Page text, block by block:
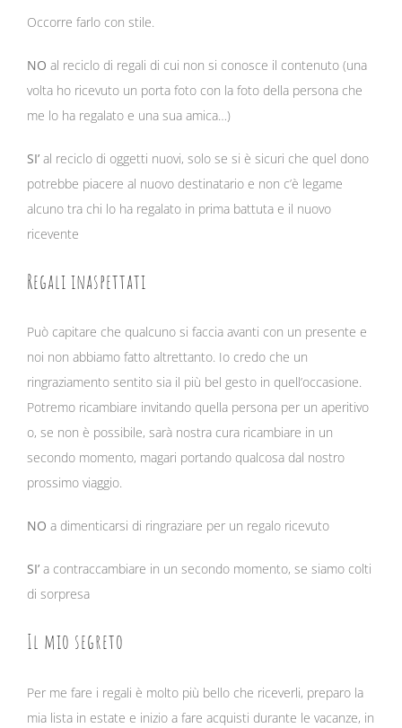
Occorre farlo con stile.
NO al reciclo di regali di cui non si conosce il contenuto (una
volta ho ricevuto un porta foto con la foto della persona che
me lo ha regalato e una sua amica…)
SI’ al reciclo di oggetti nuovi, solo se si è sicuri che quel dono
potrebbe piacere al nuovo destinatario e non c’è legame
alcuno tra chi lo ha regalato in prima battuta e il nuovo
ricevente
Regali inaspettati
Può capitare che qualcuno si faccia avanti con un presente e
noi non abbiamo fatto altrettanto. Io credo che un
ringraziamento sentito sia il più bel gesto in quell’occasione.
Potremo ricambiare invitando quella persona per un aperitivo
o, se non è possibile, sarà nostra cura ricambiare in un
secondo momento, magari portando qualcosa dal nostro
prossimo viaggio.
NO a dimenticarsi di ringraziare per un regalo ricevuto
SI’ a contraccambiare in un secondo momento, se siamo colti
di sorpresa
Il mio segreto
Per me fare i regali è molto più bello che riceverli, preparo la
mia lista in estate e inizio a fare acquisti durante le vacanze, in